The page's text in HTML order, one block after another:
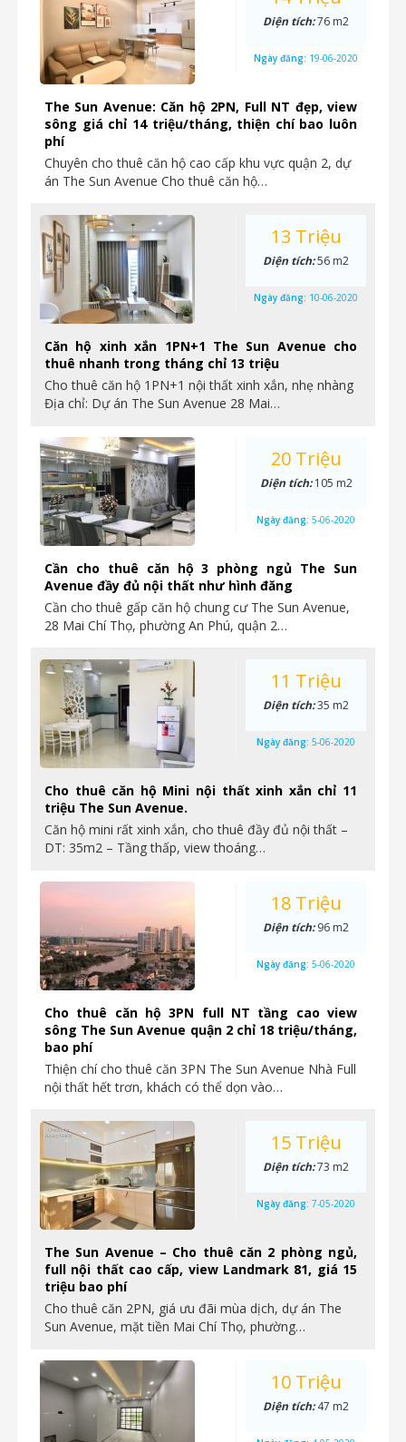
The Sun Avenue: Căn hộ 2PN, Full NT đẹp, view
sông giá chỉ 14 triệu/tháng, thiện chí bao luôn
phí
Chuyên cho thuê căn hộ cao cấp khu vực quận 2, dự
án The Sun Avenue Cho thuê căn hộ…
Diện tích:76 m2
Ngày đăng: 19-06-2020
Căn hộ xinh xắn 1PN+1 The Sun Avenue cho
thuê nhanh trong tháng chỉ 13 triệu
Cho thuê căn hộ 1PN+1 nội thất xinh xắn, nhẹ nhàng
Địa chỉ: Dự án The Sun Avenue 28 Mai…
13 Triệu
Diện tích:56 m2
Ngày đăng: 10-06-2020
Cần cho thuê căn hộ 3 phòng ngủ The Sun
Avenue đầy đủ nội thất như hình đăng
Cần cho thuê gấp căn hộ chung cư The Sun Avenue,
28 Mai Chí Thọ, phường An Phú, quận 2…
20 Triệu
Diện tích:105 m2
Ngày đăng: 5-06-2020
Cho thuê căn hộ Mini nội thất xinh xắn chỉ 11
triệu The Sun Avenue.
Căn hộ mini rất xinh xắn, cho thuê đầy đủ nội thất –
DT: 35m2 – Tầng thấp, view thoáng…
11 Triệu
Diện tích:35 m2
Ngày đăng: 5-06-2020
Cho thuê căn hộ 3PN full NT tầng cao view
sông The Sun Avenue quận 2 chỉ 18 triệu/tháng,
bao phí
Thiện chí cho thuê căn 3PN The Sun Avenue Nhà Full
nội thất hết trơn, khách có thể dọn vào…
18 Triệu
Diện tích:96 m2
Ngày đăng: 5-06-2020
The Sun Avenue – Cho thuê căn 2 phòng ngủ,
full nội thất cao cấp, view Landmark 81, giá 15
triệu bao phí
Cho thuê căn 2PN, giá ưu đãi mùa dịch, dự án The
Sun Avenue, mặt tiền Mai Chí Thọ, phường…
15 Triệu
Diện tích:73 m2
Ngày đăng: 7-05-2020
10 Triệu
Diện tích:47 m2